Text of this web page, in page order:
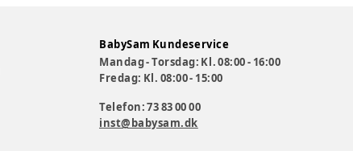
BabySam Kundeservice
Mandag - Torsdag: Kl. 08:00 - 16:00
Fredag: Kl. 08:00 - 15:00
Telefon: 73 83 00 00
inst@babysam.dk